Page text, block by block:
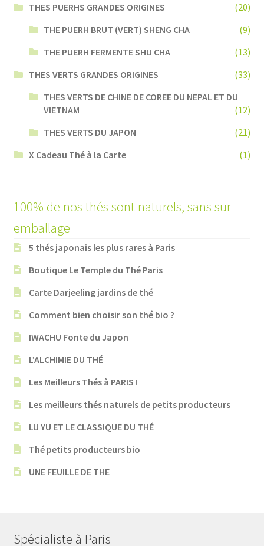
THES PUERHS GRANDES ORIGINES
(20)
THE PUERH BRUT (VERT) SHENG CHA
(9)
THE PUERH FERMENTE SHU CHA
(13)
THES VERTS GRANDES ORIGINES
(33)
THES VERTS DE CHINE DE COREE DU NEPAL ET DU
VIETNAM
(12)
THES VERTS DU JAPON
(21)
X Cadeau Thé à la Carte
(1)
100% de nos thés sont naturels, sans sur-
emballage
5 thés japonais les plus rares à Paris
Boutique Le Temple du Thé Paris
Carte Darjeeling jardins de thé
Comment bien choisir son thé bio ?
IWACHU Fonte du Japon
L’ALCHIMIE DU THÉ
Les Meilleurs Thés à PARIS !
Les meilleurs thés naturels de petits producteurs
LU YU ET LE CLASSIQUE DU THÉ
Thé petits producteurs bio
UNE FEUILLE DE THE
Spécialiste à Paris